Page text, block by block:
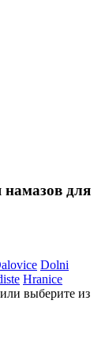
для
Dolni
Hranice
или выберите из